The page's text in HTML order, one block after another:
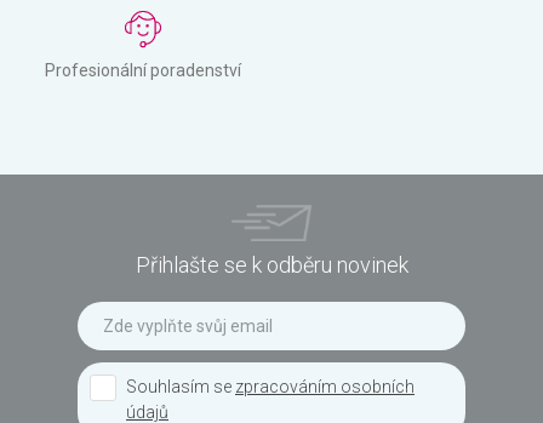
Profesionální poradenství
Přihlašte se k odběru novinek
Souhlasím se zpracováním osobních
údajů